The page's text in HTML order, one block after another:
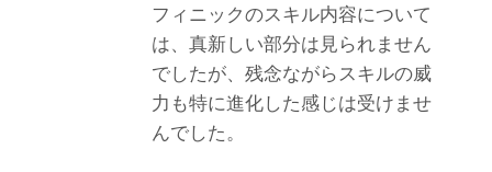
フィニックのスキル内容について
は、真新しい部分は見られません
でしたが、残念ながらスキルの威
力も特に進化した感じは受けませ
んでした。